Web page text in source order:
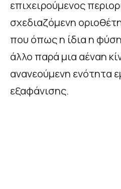
επιχειρούμενος
σχεδιαζόμενη
που όπως η ίδια η
άλλο παρά μια αέναη
ανανεούμενη ενότητα
εξαφάνισης.